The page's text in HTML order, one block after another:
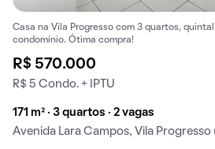
Casa na Vila Progresso com 3 quartos,
condomínio. Ótima compra!
R$ 570.000
R$ 5 Condo. + IPTU
171 m² · 3 quartos · 2 vagas
Avenida Lara Campos, Vila Progresso